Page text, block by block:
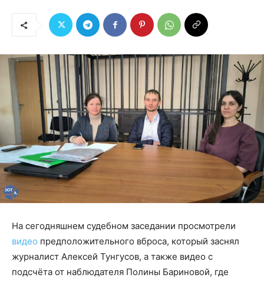
На сегодняшнем судебном заседании просмотрели
видео предположительного вброса, который заснял
журналист Алексей Тунгусов, а также видео с
подсчёта от наблюдателя Полины Бариновой, где